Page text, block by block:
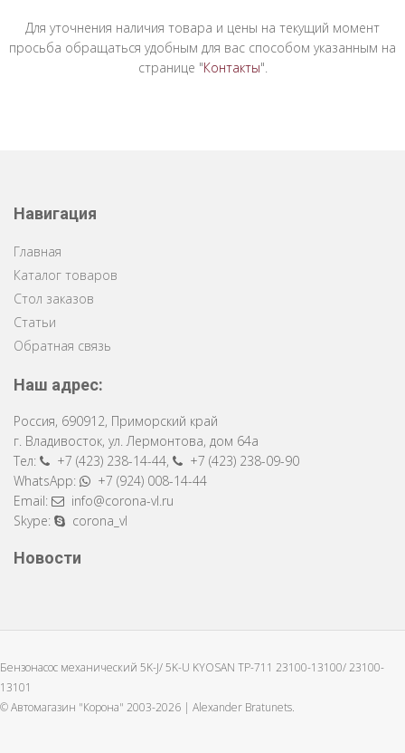
Для уточнения наличия товара и цены на текущий момент
просьба обращаться удобным для вас способом указанным на
странице "Контакты".
Навигация
Главная
Каталог товаров
Стол заказов
Статьи
Обратная связь
Наш адрес:
Россия, 690912, Приморский край
г. Владивосток, ул. Лермонтова, дом 64a
Тел:
+7 (423) 238-14-44,
+7 (423) 238-09-90
WhatsApp:
+7 (924) 008-14-44
Email:
info@corona-vl.ru
Skype:
corona_vl
Новости
Бензонасос механический 5K-J/ 5K-U KYOSAN TP-711 23100-13100/ 23100-
13101
© Автомагазин "Корона" 2003-2026 | Alexander Bratunets.